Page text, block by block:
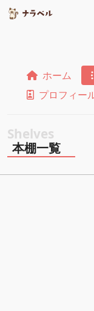
ホーム
プロフィー
本棚一覧